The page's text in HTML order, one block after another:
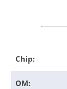
Chip:
OM: